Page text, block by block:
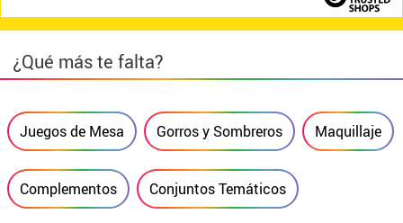
¿Qué más te falta?
Juegos de Mesa Gorros y Sombreros Maquillaje
Complementos Conjuntos Temáticos